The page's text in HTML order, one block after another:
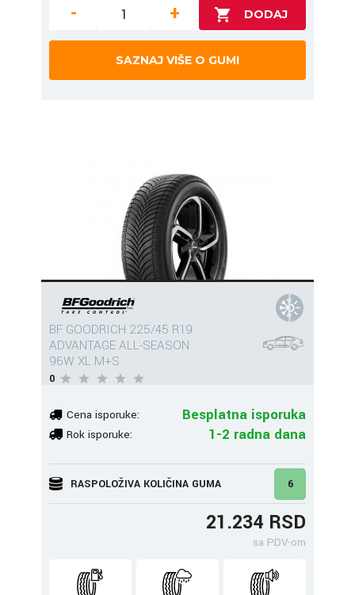
- +
SAZNAJ VIŠE O GUMI
BF GOODRICH 225/45 R19
ADVANTAGE ALL-SEASON
96W XL M+S
0
Cena isporuke: Besplatna isporuka
Rok isporuke: 1-2 radna dana
RASPOLOŽIVA KOLIČINA GUMA 6
21.234 RSD
sa PDV-om